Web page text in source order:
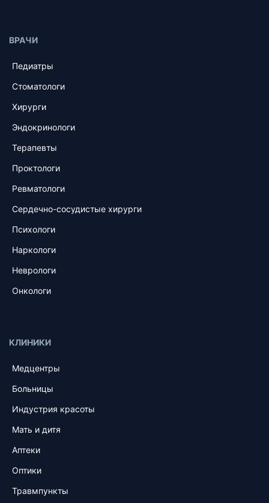
ВРАЧИ
Педиатры
Стоматологи
Хирурги
Эндокринологи
Терапевты
Проктологи
Ревматологи
Сердечно-сосудистые хирурги
Психологи
Наркологи
Неврологи
Онкологи
КЛИНИКИ
Медцентры
Больницы
Индустрия красоты
Мать и дитя
Аптеки
Оптики
Травмпункты